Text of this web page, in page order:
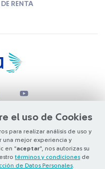
el uso de Cookies
para realizar análisis de uso y
una mejor experiencia y
en “aceptar”, nos autorizas su
términos y condiciones de
de Datos Personales
RENTA
SURA 2026